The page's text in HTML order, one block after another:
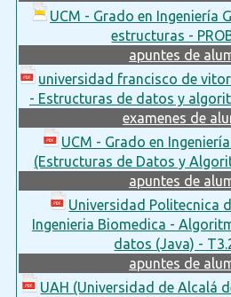
UCM - Grado en Ingeniería
estructuras -
apuntes de
universidad francisco de
- Estructuras de datos y
examenes de
UCM - Grado en
(Estructuras de Datos y
apuntes de
Universidad Politecnica
Ingenieria Biomedica -
datos (Java) -
apuntes de
UAH (Universidad de Alcalá